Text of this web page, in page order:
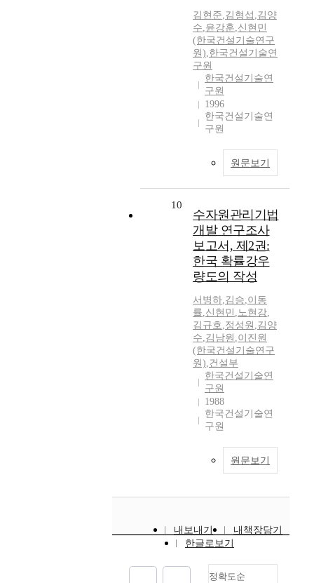
김현준,김형섭 ,김양
수,윤강훈,신현민
(한국건설기술연구
원),한국건설기술연
구원
한국건설기술연
구원
1996
한국건설기술연
구원
원문보기
10
수자원관리기법
개발 연구조사
보고서, 제2권:
한국 확률강우
량도의 작성
서병하,김승,이동
률,신현민 ,노현강,
김규호,정성원 ,김양
수,김남원 ,이진원
(한국건설기술연구
원),건설부
한국건설기술연
구원
1988
한국건설기술연
구원
원문보기
내보내기
내책장담기
한글로보기
정확도순